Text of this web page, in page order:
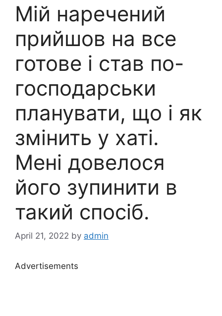
Мій наречений
прийшов на все
готове і став по-
господарськи
планувати, що і як
змінить у хаті.
Мені довелося
його зупинити в
такий спосіб.
April 21, 2022 by admin
Advertisements